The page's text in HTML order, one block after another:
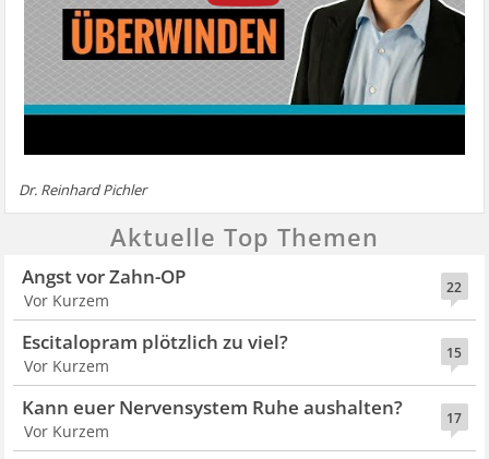
Dr. Reinhard Pichler
Aktuelle Top Themen
22
Angst vor Zahn-OP
Vor Kurzem
15
Escitalopram plötzlich zu viel?
Vor Kurzem
17
Kann euer Nervensystem Ruhe aushalten?
Vor Kurzem